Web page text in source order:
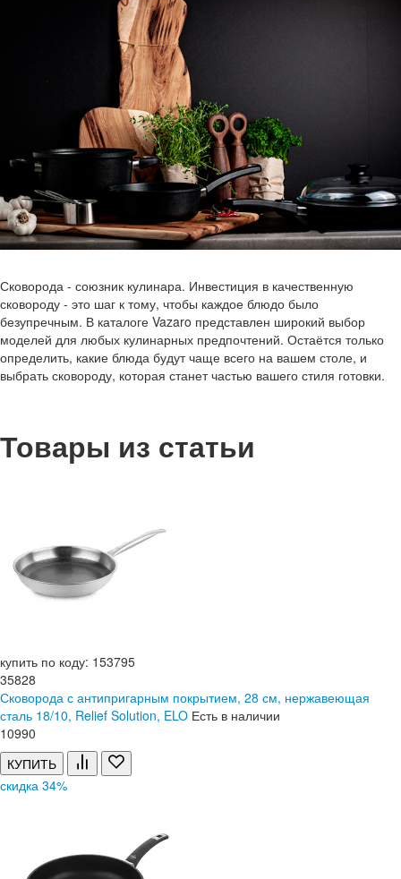
Сковорода - союзник кулинара. Инвестиция в качественную
сковороду - это шаг к тому, чтобы каждое блюдо было
безупречным. В каталоге Vazaro представлен широкий выбор
моделей для любых кулинарных предпочтений. Остаётся только
определить, какие блюда будут чаще всего на вашем столе, и
выбрать сковороду, которая станет частью вашего стиля готовки.
Товары из статьи
купить по коду: 153795
35828
Сковорода с антипригарным покрытием, 28 см, нержавеющая
сталь 18/10, Relief Solution, ELO Есть в наличии
10990
КУПИТЬ
скидка 34%